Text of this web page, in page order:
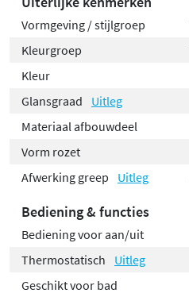
Vormgeving / stijlgroep
Kleurgroep
Kleur
Glansgraad
Uitleg
Materiaal afbouwdeel
Vorm rozet
Afwerking greep
Uitleg
Bediening & functies
Bediening voor aan/uit
Thermostatisch
Uitleg
Geschikt voor bad